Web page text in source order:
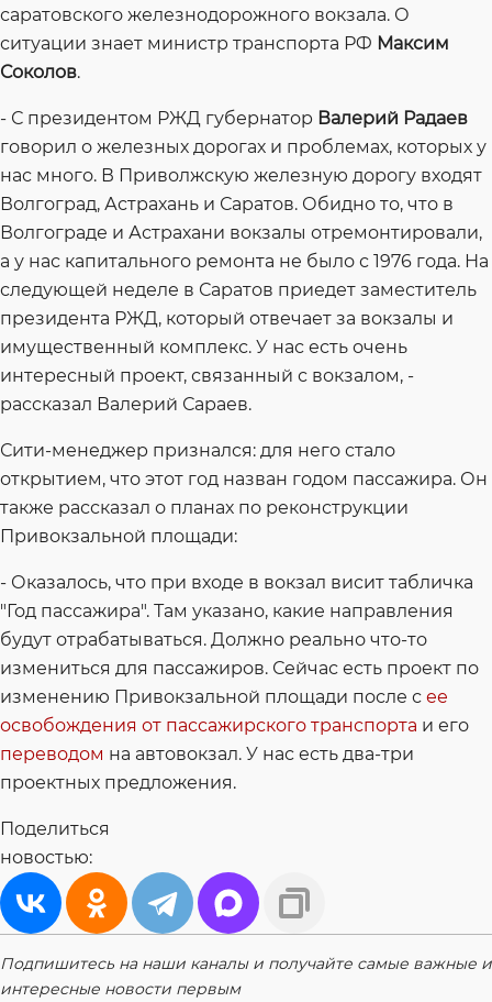
саратовского железнодорожного вокзала. О
ситуации знает министр транспорта РФ Максим
Соколов.
- С президентом РЖД губернатор Валерий Радаев
говорил о железных дорогах и проблемах, которых у
нас много. В Приволжскую железную дорогу входят
Волгоград, Астрахань и Саратов. Обидно то, что в
Волгограде и Астрахани вокзалы отремонтировали,
а у нас капитального ремонта не было с 1976 года. На
следующей неделе в Саратов приедет заместитель
президента РЖД, который отвечает за вокзалы и
имущественный комплекс. У нас есть очень
интересный проект, связанный с вокзалом, -
рассказал Валерий Сараев.
Сити-менеджер признался: для него стало
открытием, что этот год назван годом пассажира. Он
также рассказал о планах по реконструкции
Привокзальной площади:
- Оказалось, что при входе в вокзал висит табличка
"Год пассажира". Там указано, какие направления
будут отрабатываться. Должно реально что-то
измениться для пассажиров. Сейчас есть проект по
изменению Привокзальной площади после с ее
освобождения от пассажирского транспорта и его
переводом на автовокзал. У нас есть два-три
проектных предложения.
Поделиться
новостью:
Подпишитесь на наши каналы и получайте самые важные и
интересные новости первым